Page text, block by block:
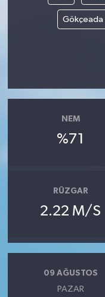
Gökçeada
NEM
%71
RÜZGAR
2.22 M/S
09 AĞUSTOS
PAZAR